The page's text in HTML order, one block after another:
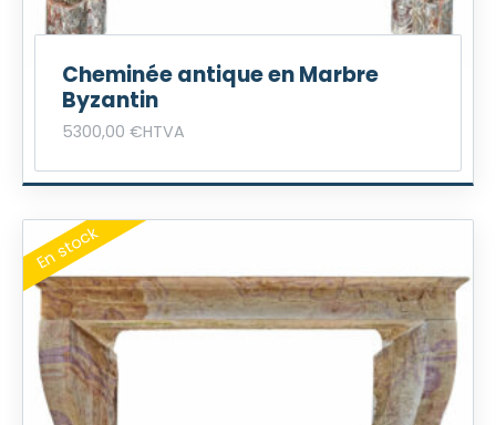
Cheminée antique en Marbre
Byzantin
5300,00 €HTVA